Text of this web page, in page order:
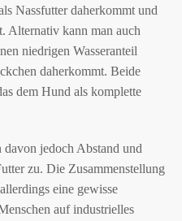
Nassfutter daherkommt und
Alternativ kann man auch
niedrigen Wasseranteil
daherkommt. Beide
dem Hund als komplette
jedoch Abstand und
zu. Die Zusammenstellung
eine gewisse
auf industrielles